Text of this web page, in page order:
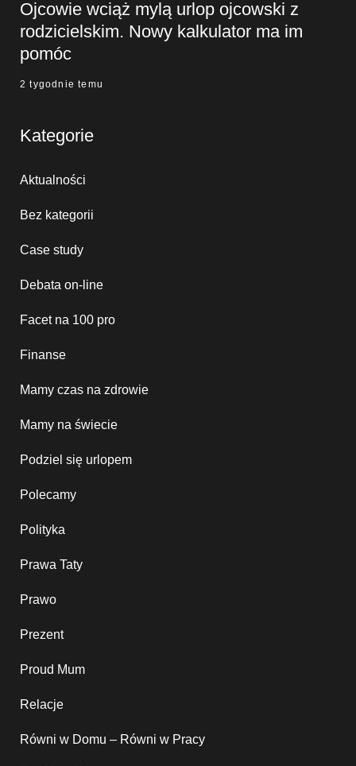
Ojcowie wciąż mylą urlop ojcowski z
rodzicielskim. Nowy kalkulator ma im
pomóc
2 tygodnie temu
Kategorie
Aktualności
Bez kategorii
Case study
Debata on-line
Facet na 100 pro
Finanse
Mamy czas na zdrowie
Mamy na świecie
Podziel się urlopem
Polecamy
Polityka
Prawa Taty
Prawo
Prezent
Proud Mum
Relacje
Równi w Domu – Równi w Pracy